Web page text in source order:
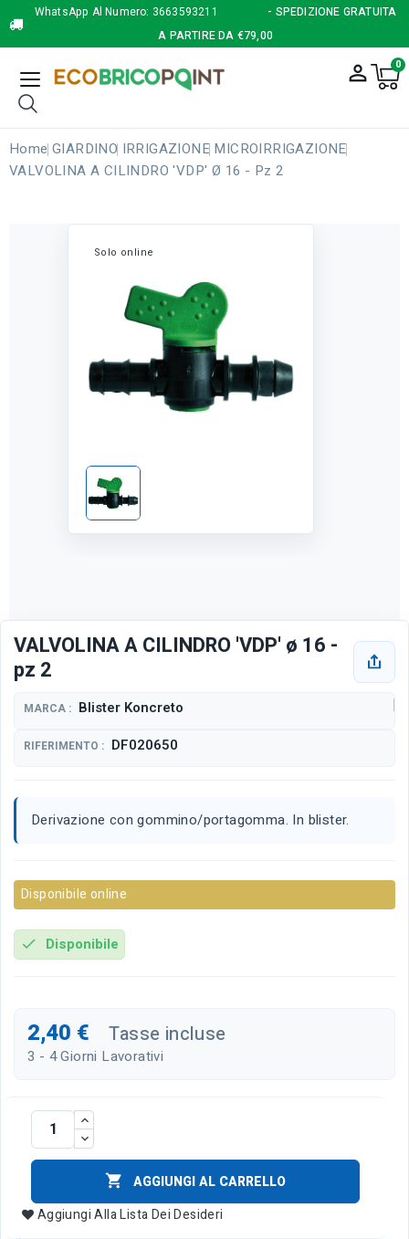
WhatsApp Al Numero: 3663593211
- SPEDIZIONE GRATUITA
A PARTIRE DA €79,00
person_outline 0
Home GIARDINO IRRIGAZIONE MICROIRRIGAZIONE
VALVOLINA A CILINDRO 'VDP' Ø 16 - Pz 2
Solo online
VALVOLINA A CILINDRO 'VDP' ø 16 -
pz 2
MARCA : Blister Koncreto
RIFERIMENTO : DF020650
Derivazione con gommino/portagomma. In blister.
Disponibile online
check Disponibile
2,40 € Tasse incluse
3 - 4 Giorni Lavorativi

AGGIUNGI AL CARRELLO
Aggiungi Alla Lista Dei Desideri